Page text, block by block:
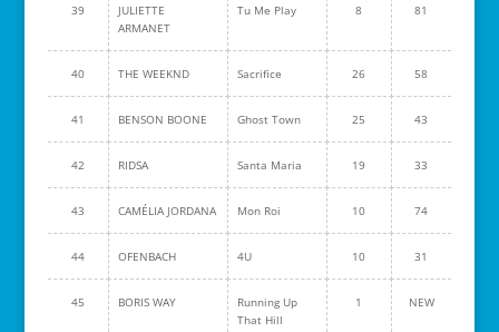
39
JULIETTE
ARMANET
Tu Me Play 8 81
40 THE WEEKND Sacrifice 26 58
41 BENSON BOONE Ghost Town 25 43
42 RIDSA Santa Maria 19 33
43 CAMÉLIA JORDANA Mon Roi 10 74
44 OFENBACH 4U 10 31
45 BORIS WAY
Running Up
That Hill
1 NEW